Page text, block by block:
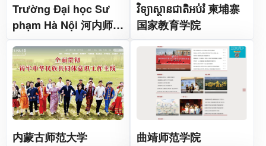
Trường Đại học Sư
phạm Hà Nội 河内师范
大学
វិទ្យាស្ថានជាតិអប់រំ 柬埔寨
国家教育学院
内蒙古师范大学 曲靖师范学院